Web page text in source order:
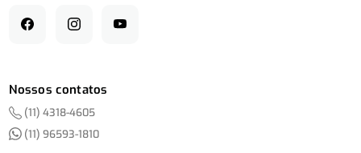
Nossos contatos
(11) 4318-4605
(11) 96593-1810